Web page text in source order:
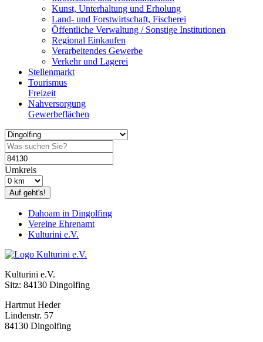
Kunst, Unterhaltung und Erholung
Land- und Forstwirtschaft, Fischerei
Öffentliche Verwaltung / Sonstige Institutionen
Regional Einkaufen
Verarbeitendes Gewerbe
Verkehr und Lagerei
Stellenmarkt
Tourismus
Freizeit
Nahversorgung
Gewerbeflächen
Umkreis
Auf geht's!
Dahoam in Dingolfing
Vereine Ehrenamt
Kulturini e.V.
Kulturini e.V.
Sitz: 84130 Dingolfing
Hartmut Heder
Lindenstr. 57
84130 Dingolfing